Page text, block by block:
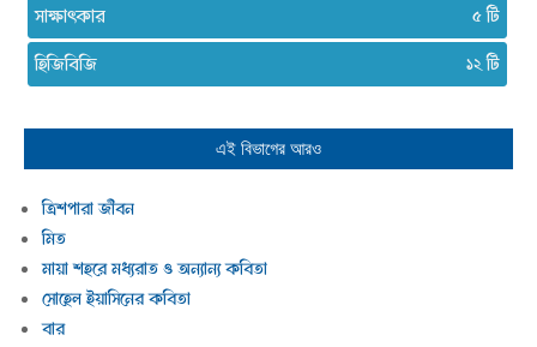
সাক্ষাৎকার
৫
হিজিবিজি
১২
এই বিভাগের আরও
ত্রিশপারা জীবন
মিত
মায়া শহরে মধ্যরাত ও অন্যান্য কবিতা
সোহেল ইয়াসিনের কবিতা
বার